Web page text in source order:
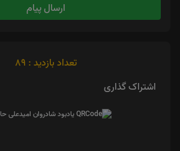
ارسال پیام
تعداد بازدید : 89
اشتراک گذاری